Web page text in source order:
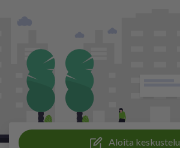
Aloita keskustelu